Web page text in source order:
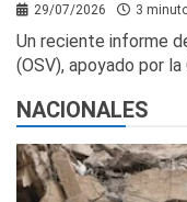
29/07/2026 3
Un reciente informe
(OSV), apoyado por
NACIONALES